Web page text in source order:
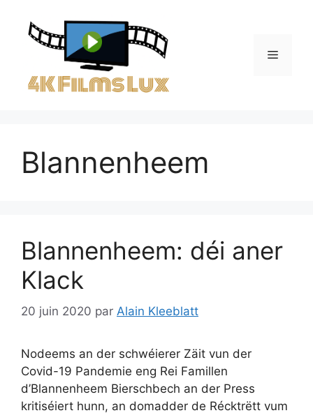
contenu
Menu
Blannenheem
Blannenheem: déi aner
Klack
20 juin 2020 par Alain Kleeblatt
Nodeems an der schwéierer Zäit vun der
Covid-19 Pandemie eng Rei Famillen
d’Blannenheem Bierschbech an der Press
kritiséiert hunn, an domadder de Récktrëtt vum